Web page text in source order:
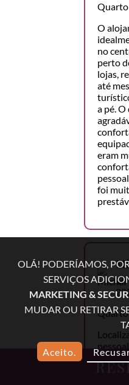
Quarto
O
no
perto
lojas,
até
a pé.
eram
foi
15
OLÁ! PODERÍAMOS,
SERVIÇOS
MARKETING &
MUDAR OU RETIRAR
Aceito.